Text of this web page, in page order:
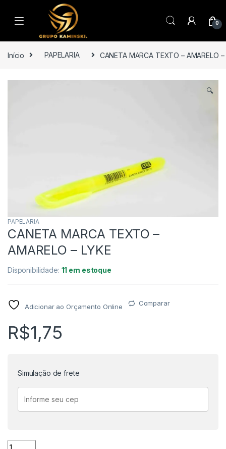
Saltar para navegação
Pular para o conteúdo
0
Início PAPELARIA CANETA MARCA TEXTO – AMARELO –
🔍
PAPELARIA
CANETA MARCA TEXTO –
AMARELO – LYKE
Disponibilidade: 11 em estoque
Adicionar ao Orçamento Online Comparar
R$1,75
Simulação de frete
CANETA MARCA TEXTO - AMARELO - LYKE quantidade